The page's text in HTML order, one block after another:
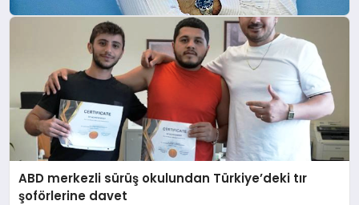
ABD merkezli sürüş okulundan Türkiye’deki tır
şoförlerine davet